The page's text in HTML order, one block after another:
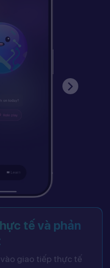
tế và phản
giao tiếp thực tế